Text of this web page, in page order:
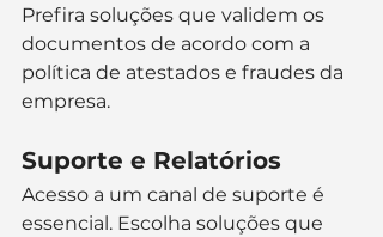
Prefira soluções que validem os
documentos de acordo com a
política de atestados e fraudes da
empresa.
Suporte e Relatórios
Acesso a um canal de suporte é
essencial. Escolha soluções que